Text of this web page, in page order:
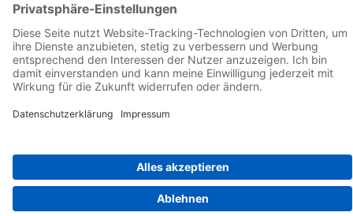
Home AGB Impressum Privacy
Cookie Choices
Whistleblowing